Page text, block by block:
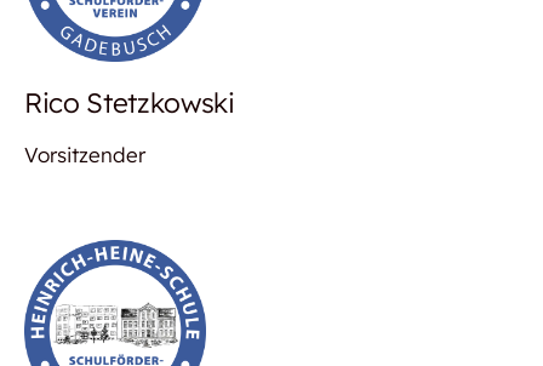
Rico Stetzkowski
Vorsitzender